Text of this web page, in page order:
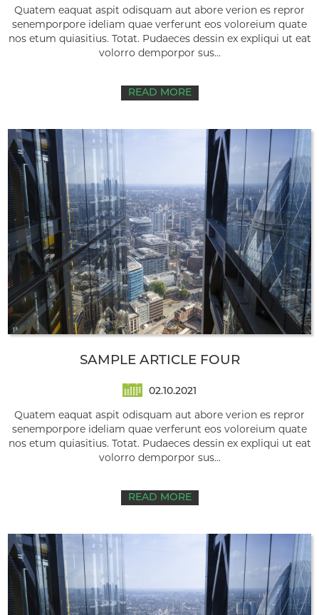
Quatem eaquat aspit odisquam aut abore verion es repror
senemporpore ideliam quae verferunt eos voloreium quate
nos etum quiasitius. Totat. Pudaeces dessin ex expliqui ut eat
volorro demporpor sus...
READ MORE
SAMPLE ARTICLE FOUR
02.10.2021
Quatem eaquat aspit odisquam aut abore verion es repror
senemporpore ideliam quae verferunt eos voloreium quate
nos etum quiasitius. Totat. Pudaeces dessin ex expliqui ut eat
volorro demporpor sus...
READ MORE